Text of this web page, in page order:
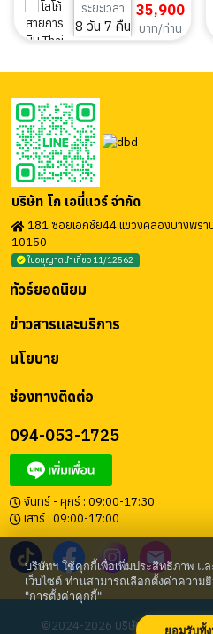
ระยะเวลา
8 วัน 7 คืน
35,900
บาท/ท่าน
บริษัท โก เอนี่แวร์ จำกัด
181 ซอยเอกชัย44 แขวงคลองบางพรา
10150
ใบอนุญาตนำเที่ยว 11/12562
ช่องทางติดต่อ
094-053-1725
จันทร์ - ศุกร์ : 09:00-17:30
เสาร์ : 09:00-17:00
นโยบาย
ข่าวสารและบริการ
ทัวร์ยอดนิยม
©2024-2026 บริษัท โก เอนี่แวร์ จำกั
บริษัทฯ ใช้คุกกี้เพื่อเพิ่มประสิทธิภาพ แ
เว็บไซต์ ท่านสามารถเลือกตั้งค่าควา
"การตั้งค่าคุกกี้"
ยอมรับทั้